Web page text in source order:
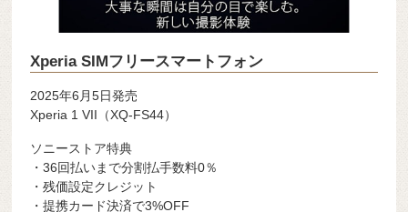
Xperia SIMフリースマートフォン
2025年6月5日発売
Xperia 1 VII（XQ-FS44）
ソニーストア特典
・36回払いまで分割払手数料0％
・残価設定クレジット
・提携カード決済で3%OFF